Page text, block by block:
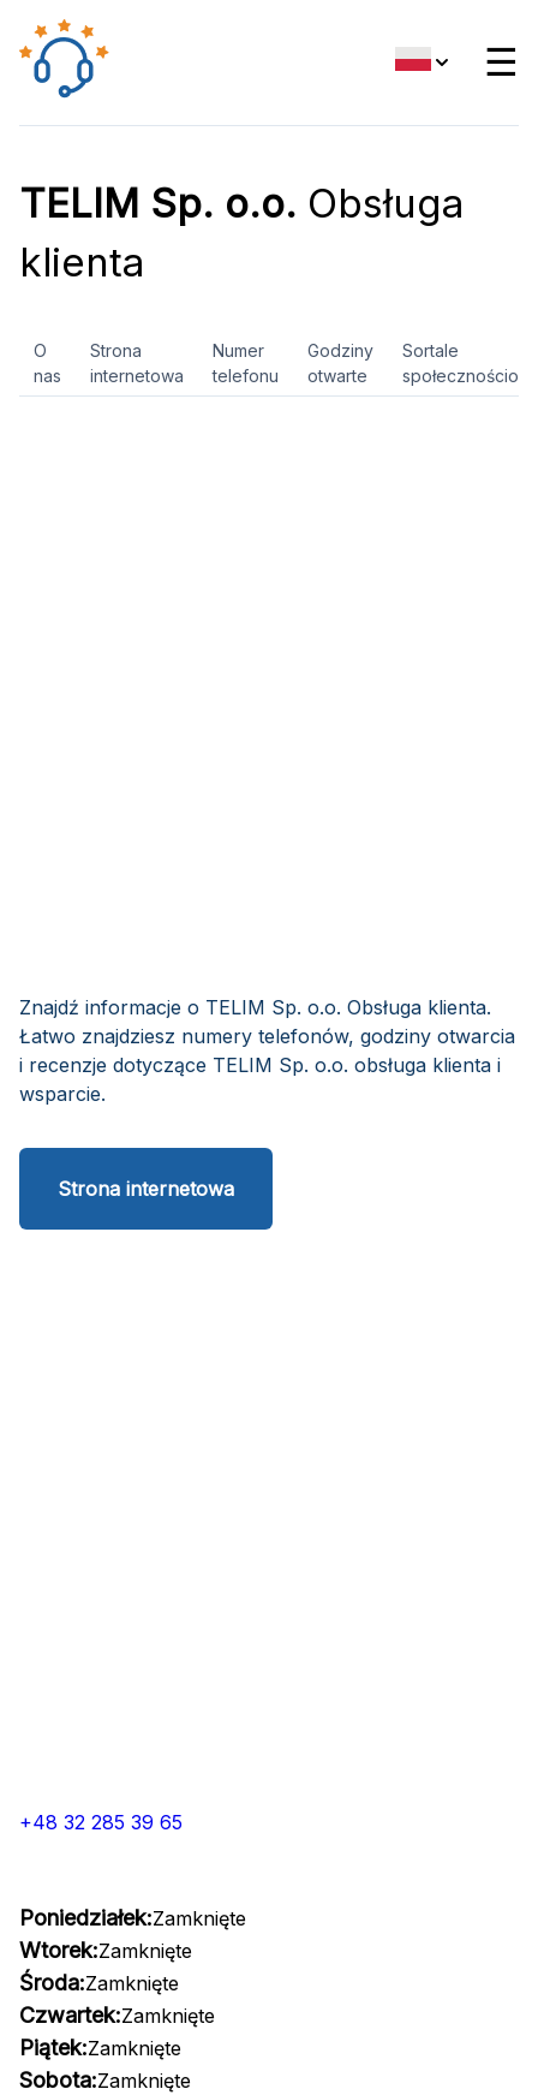
☰
TELIM Sp. o.o. Obsługa
klienta
O
nas
Strona
internetowa
Numer
telefonu
Godziny
otwarte
Sortale
Znajdź informacje o TELIM Sp. o.o. Obsługa klienta.
Łatwo znajdziesz numery telefonów, godziny otwarcia
i recenzje dotyczące TELIM Sp. o.o. obsługa klienta i
wsparcie.
Strona internetowa
+48 32 285 39 65
Poniedziałek:Zamknięte
Wtorek:Zamknięte
Środa:Zamknięte
Czwartek:Zamknięte
Piątek:Zamknięte
Sobota:Zamknięte